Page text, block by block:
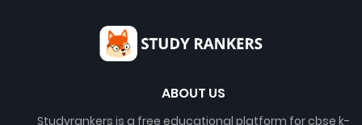
ABOUT US
Studyrankers is a free educational platform for cbse k-